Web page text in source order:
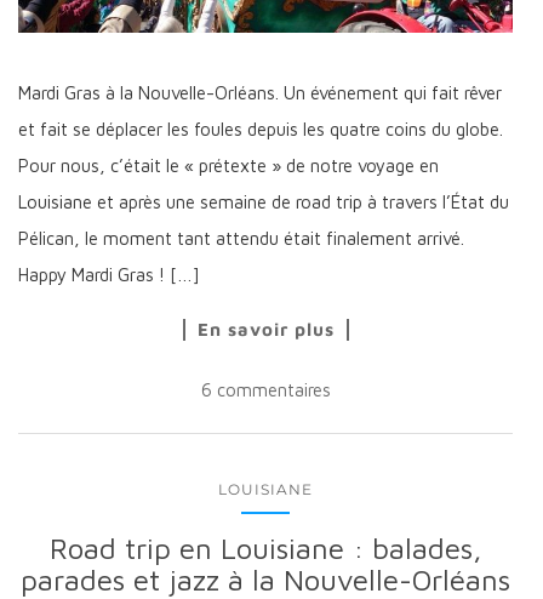
Mardi Gras à la Nouvelle-Orléans. Un événement qui fait rêver
et fait se déplacer les foules depuis les quatre coins du globe.
Pour nous, c’était le « prétexte » de notre voyage en
Louisiane et après une semaine de road trip à travers l’État du
Pélican, le moment tant attendu était finalement arrivé.
Happy Mardi Gras ! […]
En savoir plus
6 commentaires
LOUISIANE
Road trip en Louisiane : balades,
parades et jazz à la Nouvelle-Orléans